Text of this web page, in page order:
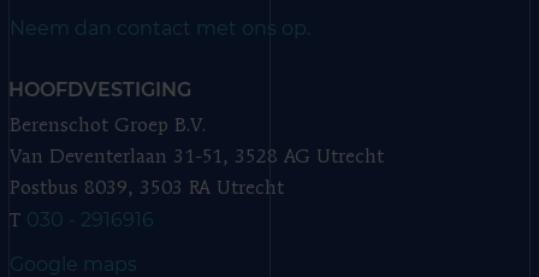
Neem dan contact met ons op.
HOOFDVESTIGING
Berenschot Groep B.V.
Van Deventerlaan 31-51, 3528 AG Utrecht
Postbus 8039, 3503 RA Utrecht
T 030 - 2916916
Google maps